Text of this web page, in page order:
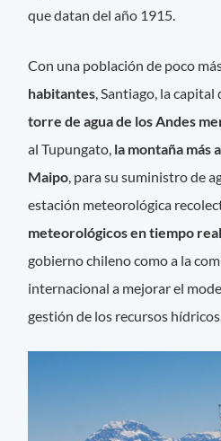
que datan del año 1915.
Con una población de poco
habitantes , Santiago, la
torre de agua de los Andes
al Tupungato, la montaña más
Maipo , para su suministro de
estación meteorológica
meteorológicos en tiempo real,
gobierno chileno como a la
internacional a mejorar el
gestión de los recursos hídricos.